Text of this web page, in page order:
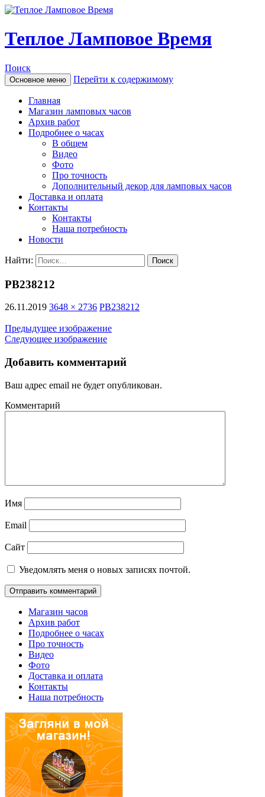
Теплое Ламповое Время
Поиск
Основное меню Перейти к содержимому
Главная
Магазин ламповых часов
Архив работ
Подробнее о часах
В общем
Видео
Фото
Про точность
Дополнительный декор для ламповых часов
Доставка и оплата
Контакты
Контакты
Наша потребность
Новости
Найти:
PB238212
26.11.2019 3648 × 2736 PB238212
Предыдущее изображение
Следующее изображение
Добавить комментарий
Ваш адрес email не будет опубликован.
Комментарий
Имя
Email
Сайт
Уведомлять меня о новых записях почтой.
Магазин часов
Архив работ
Подробнее о часах
Про точность
Видео
Фото
Доставка и оплата
Контакты
Наша потребность